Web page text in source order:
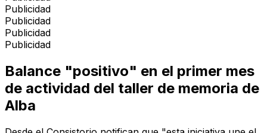
Publicidad
Publicidad
Publicidad
Publicidad
Balance "positivo" en el primer mes
de actividad del taller de memoria de
Alba